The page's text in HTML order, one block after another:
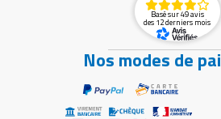
Basé sur 49 avis
des 12 derniers mois
Nos modes de